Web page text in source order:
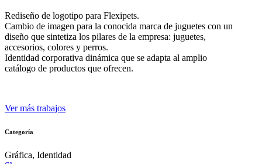
Rediseño de logotipo para Flexipets.
Cambio de imagen para la conocida marca de juguetes con un
diseño que sintetiza los pilares de la empresa: juguetes,
accesorios, colores y perros.
Identidad corporativa dinámica que se adapta al amplio
catálogo de productos que ofrecen.
Ver más trabajos
Categoría
Gráfica, Identidad